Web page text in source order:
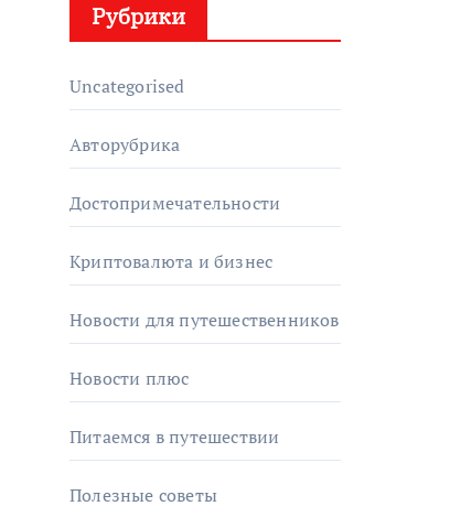
Рубрики
Uncategorised
Авторубрика
Достопримечательности
Криптовалюта и бизнес
Новости для путешественников
Новости плюс
Питаемся в путешествии
Полезные советы